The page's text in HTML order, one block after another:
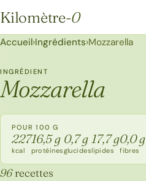
Kilomètre-0
Kilomètre-0
Accueil›Ingrédients›Mozzarella
INGRÉDIENT
Mozzarella
POUR 100 G
227
kcal
16,5 g
protéines
0,7 g
glucides
17,7 g
lipides
0,0 g
fibres
96recettes